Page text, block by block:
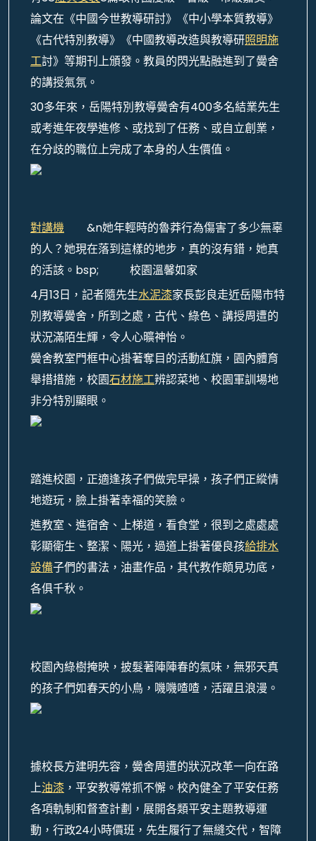
論文在《中國今世教導研討》《中小學本質教導》
《古代特別教導》《中國教導改造與教導研照明施
工討》等期刊上頒發。教員的閃光點融進到了黌舍
的講授氣氛。
30多年來，岳陽特別教導黌舍有400多名結業先生
或考進年夜學進修、或找到了任務、或自立創業，
在分歧的職位上完成了本身的人生價值。
對講機 &n她年輕時的魯莽行為傷害了多少無辜
的人？她現在落到這樣的地步，真的沒有錯，她真
的活該。bsp; 校園溫馨如家
4月13日，記者隨先生水泥漆家長彭良走近岳陽市特
別教導黌舍，所到之處，古代、綠色、講授周遭的
狀況滿陌生輝，令人心曠神怡。
黌舍教室門框中心掛著奪目的活動紅旗，園內體育
舉措措施，校園石材施工辨認菜地、校園軍訓場地
非分特別顯眼。
踏進校園，正適逢孩子們做完早操，孩子們正縱情
地遊玩，臉上掛著幸福的笑臉。
進教室、進宿舍、上梯道，看食堂，很到之處處處
彰顯衛生、整潔、陽光，過道上掛著優良孩給排水
設備子們的書法，油畫作品，其代教作頗見功底，
各俱千秋。
校園內綠樹掩映，披髮著陣陣春的氣味，無邪天真
的孩子們如春天的小鳥，嘰嘰喳喳，活躍且浪漫。
據校長方建明先容，黌舍周遭的狀況改革一向在路
上油漆 ，平安教導常抓不懈。校內健全了平安任務
各項軌制和督查計劃，展開各類平安主題教導運
動，行政24小時價班，先生履行了無縫交代，智障